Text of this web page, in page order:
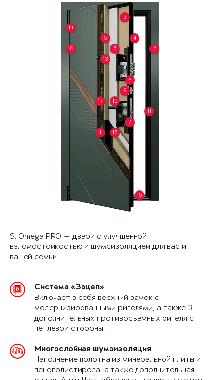
1
2
3
4
5
6
7
8
9
10
11
12
13
14
15
16
17
S. Omega PRO — двери с улучшенной
взломостойкостью и шумоизоляцией для вас и
вашей семьи.
Система «Зацеп»
Включает в себя верхний замок с
модернизированными ригелями, а также 3
дополнительных противосъемных ригеля с
петлевой стороны.
Многослойная шумоизоляция
Наполнение полотна из минеральной плиты и
пенополистирола, а также дополнительная